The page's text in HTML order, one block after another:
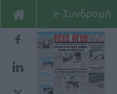
e-Συνδρομή